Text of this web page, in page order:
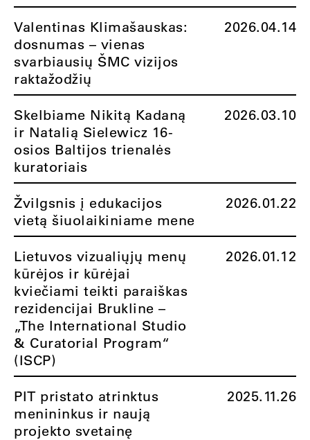
Valentinas Klimašauskas:
dosnumas – vienas
svarbiausių ŠMC vizijos
raktažodžių
2026.04.14
Skelbiame Nikitą Kadaną
ir Natalią Sielewicz 16-
osios Baltijos trienalės
kuratoriais
2026.03.10
Žvilgsnis į edukacijos
vietą šiuolaikiniame mene
2026.01.22
Lietuvos vizualiųjų menų
kūrėjos ir kūrėjai
kviečiami teikti paraiškas
rezidencijai Brukline –
„The International Studio
& Curatorial Program“
(ISCP)
2026.01.12
PIT pristato atrinktus
menininkus ir naują
projekto svetainę
2025.11.26